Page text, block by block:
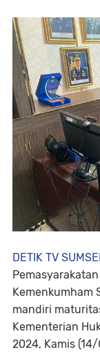
DETIK TV
Kemenkumham
mandiri
Kementerian
2024, Kamis